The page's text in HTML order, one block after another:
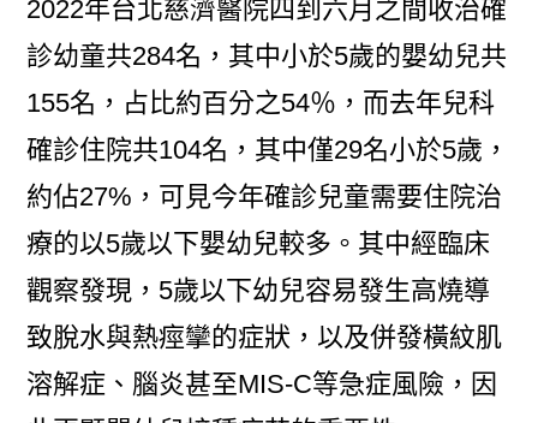
2022年台北慈濟醫院四到六月之間收治確
診幼童共284名，其中小於5歲的嬰幼兒共
155名，占比約百分之54％，而去年兒科
確診住院共104名，其中僅29名小於5歲，
約佔27%，可見今年確診兒童需要住院治
療的以5歲以下嬰幼兒較多。其中經臨床
觀察發現，5歲以下幼兒容易發生高燒導
致脫水與熱痙攣的症狀，以及併發橫紋肌
溶解症、腦炎甚至MIS-C等急症風險，因